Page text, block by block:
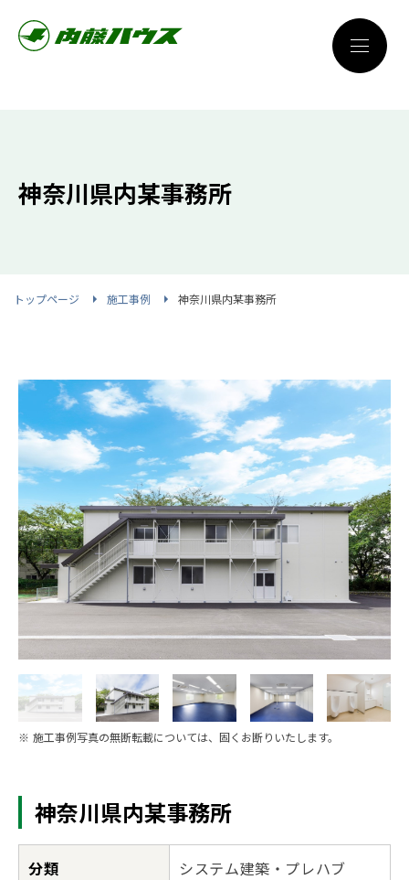
神奈川県内某事務所
トップページ 施工事例 神奈川県内某事務所
※ 施工事例写真の無断転載については、固くお断りいたします。
神奈川県内某事務所
分類 システム建築・プレハブ